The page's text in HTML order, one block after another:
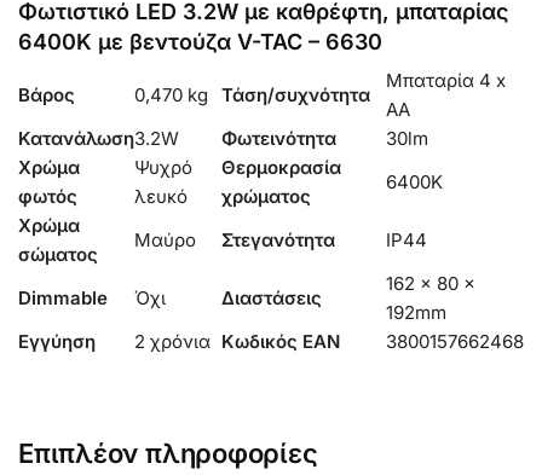
Φωτιστικό LED 3.2W με καθρέφτη, μπαταρίας
6400K με βεντούζα V-TAC – 6630
Βάρος 0,470 kg Τάση/συχνότητα
Μπαταρία 4 x
AA
Κατανάλωση3.2W Φωτεινότητα
30lm
Χρώμα
φωτός
Ψυχρό
λευκό
Θερμοκρασία
χρώματος
6400K
Χρώμα
σώματος
Μαύρο Στεγανότητα IP44
Dimmable Όχι Διαστάσεις
162 x 80 x
192mm
Εγγύηση
2 χρόνια Κωδικός EAN 3800157662468
Επιπλέον πληροφορίες